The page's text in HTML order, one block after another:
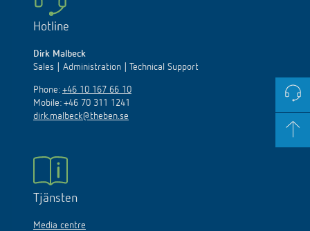
Hotline
Dirk Malbeck
Sales | Administration | Technical Support
Phone: +46 10 167 66 10
Mobile: +46 70 311 1241
dirk.malbeck@theben.se
Tjänsten
Media centre